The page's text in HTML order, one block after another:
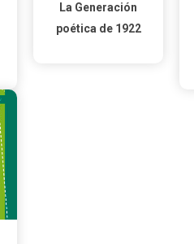
La Generación
poética de 1922